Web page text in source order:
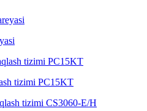
tizimi PC15KT